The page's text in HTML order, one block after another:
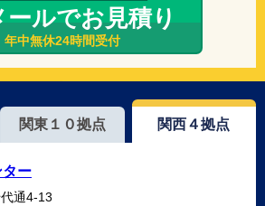
ールでお見積り
年中無休24時間受付
関東１０拠点 関西４拠点
ター
通4-13